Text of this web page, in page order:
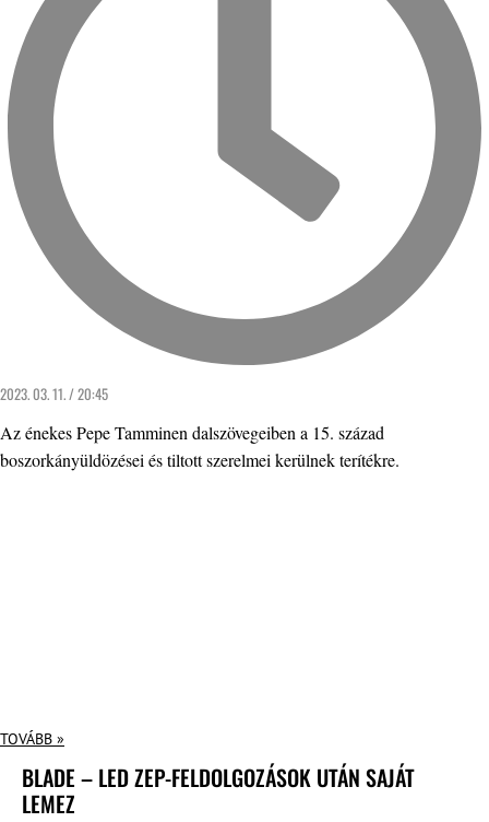
2023. 03. 11. / 20:45
Az énekes Pepe Tamminen dalszövegeiben a 15. század
boszorkányüldözései és tiltott szerelmei kerülnek terítékre.
TOVÁBB »
BLADE – LED ZEP-FELDOLGOZÁSOK UTÁN SAJÁT
LEMEZ